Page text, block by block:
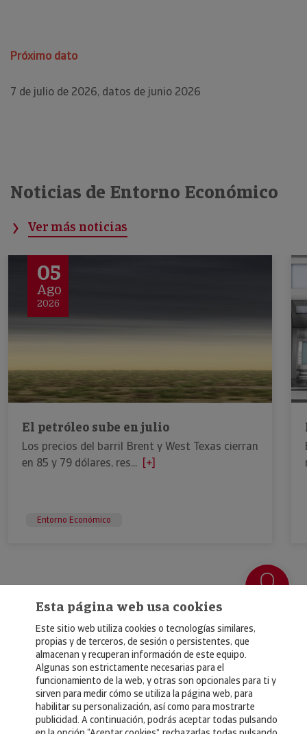
Próximo dato
7 de julio de 2026, datos de junio 2026
Noticias de Entorno Económico
Ver más noticias
05
Ago
2026
El petróleo sube en julio
Los precios del barril Brent y West Texas cierran
en 85 y 79 dólares, res... [+]
Entorno Económico
© Copyright 2026, Crédito y Caución
Aviso Legal
Política de Privacidad
Esta página web usa cookies
Este sitio web utiliza cookies o tecnologías similares,
propias y de terceros, de sesión o persistentes, que
almacenan y recuperan información de este equipo.
Algunas son estrictamente necesarias para el
funcionamiento de la web, y otras son opcionales para ti y
sirven para medir cómo se utiliza la página web, para
habilitar su personalización, así como para mostrarte
publicidad. A continuación, podrás aceptar todas pulsando